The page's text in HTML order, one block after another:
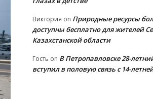
Виктория on Природные ресурсы
доступны бесплатно для жителей
Казахстанской области
Гость on В Петропавловске 28-
вступил в половую связь с 14-